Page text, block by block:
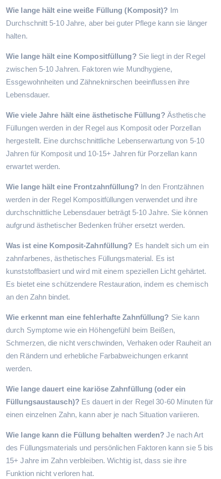
Wie lange hält eine weiße Füllung (Komposit)? Im
Durchschnitt 5-10 Jahre, aber bei guter Pflege kann sie länger
halten.
Wie lange hält eine Kompositfüllung?Sie liegt in der Regel
zwischen 5-10 Jahren. Faktoren wie Mundhygiene,
Essgewohnheiten und Zähneknirschen beeinflussen ihre
Lebensdauer.
Wie viele Jahre hält eine ästhetische Füllung? Ästhetische
Füllungen werden in der Regel aus Komposit oder Porzellan
hergestellt. Eine durchschnittliche Lebenserwartung von 5-10
Jahren für Komposit und 10-15+ Jahren für Porzellan kann
erwartet werden.
Wie lange hält eine Frontzahnfüllung?In den Frontzähnen
werden in der Regel Kompositfüllungen verwendet und ihre
durchschnittliche Lebensdauer beträgt 5-10 Jahre. Sie können
aufgrund ästhetischer Bedenken früher ersetzt werden.
Was ist eine Komposit-Zahnfüllung? Es handelt sich um ein
zahnfarbenes, ästhetisches Füllungsmaterial. Es ist
kunststoffbasiert und wird mit einem speziellen Licht gehärtet.
Es bietet eine schützendere Restauration, indem es chemisch
an den Zahn bindet.
Wie erkennt man eine fehlerhafte Zahnfüllung? Sie kann
durch Symptome wie ein Höhengefühl beim Beißen,
Schmerzen, die nicht verschwinden, Verhaken oder Rauheit an
den Rändern und erhebliche Farbabweichungen erkannt
werden.
Wie lange dauert eine kariöse Zahnfüllung (oder ein
Füllungsaustausch)? Es dauert in der Regel 30-60 Minuten für
einen einzelnen Zahn, kann aber je nach Situation variieren.
Wie lange kann die Füllung behalten werden? Je nach Art
des Füllungsmaterials und persönlichen Faktoren kann sie 5 bis
15+ Jahre im Zahn verbleiben. Wichtig ist, dass sie ihre
Funktion nicht verloren hat.